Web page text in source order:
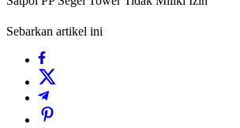
Sebarkan artikel ini